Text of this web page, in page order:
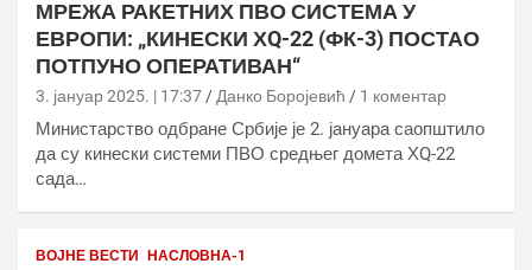
МРЕЖА РАКЕТНИХ ПВО СИСТЕМА У
ЕВРОПИ: „КИНЕСКИ ХQ-22 (ФК-3) ПОСТАО
ПОТПУНО ОПЕРАТИВАН“
3. јануар 2025. | 17:37 Данко Боројевић 1 коментар
Министарство одбране Србије је 2. јануара саопштило
да су кинески системи ПВО средњег домета ХQ-22
сада…
ВОЈНЕ ВЕСТИ НАСЛОВНА-1